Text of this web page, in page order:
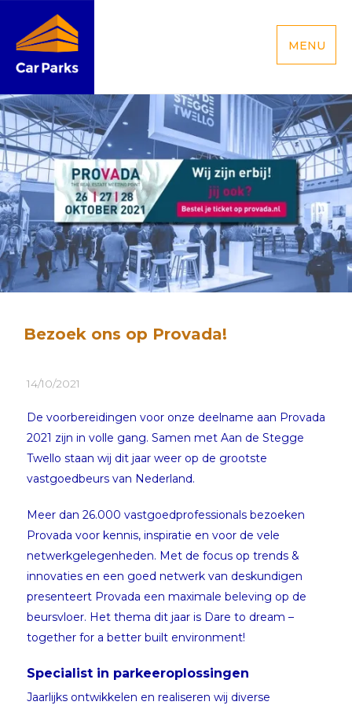
MENU
Bezoek ons op Provada!
14/10/2021
De voorbereidingen voor onze deelname aan Provada
2021 zijn in volle gang. Samen met Aan de Stegge
Twello staan wij dit jaar weer op de grootste
vastgoedbeurs van Nederland.
Meer dan 26.000 vastgoedprofessionals bezoeken
Provada voor kennis, inspiratie en voor de vele
netwerkgelegenheden. Met de focus op trends &
innovaties en een goed netwerk van deskundigen
presenteert Provada een maximale beleving op de
beursvloer. Het thema dit jaar is Dare to dream –
together for a better built environment!
Specialist in parkeeroplossingen
Jaarlijks ontwikkelen en realiseren wij diverse